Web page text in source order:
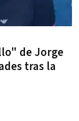
de Jorge
tras la